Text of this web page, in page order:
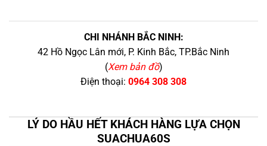
CHI NHÁNH BẮC NINH:
42 Hồ Ngọc Lân mới, P. Kinh Bắc, TP.Bắc Ninh
(Xem bản đồ)
Điện thoại: 0964 308 308
LÝ DO HẦU HẾT KHÁCH HÀNG LỰA CHỌN
SUACHUA60S